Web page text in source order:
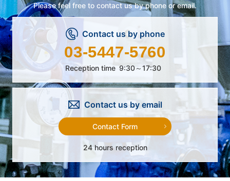
Please feel free to contact us by phone or email.
Contact us by phone
03-5447-5760
Reception time 9:30～17:30
Contact us by email
Contact Form
24 hours reception